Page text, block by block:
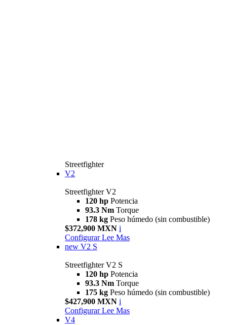
Streetfighter
V2
Streetfighter V2
120 hp Potencia
93.3 Nm Torque
178 kg Peso húmedo (sin combustible)
$372,900 MXN i
Configurar Lee Mas
new V2 S
Streetfighter V2 S
120 hp Potencia
93.3 Nm Torque
175 kg Peso húmedo (sin combustible)
$427,900 MXN i
Configurar Lee Mas
V4